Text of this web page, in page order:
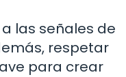
las señales de
respetar
para crear